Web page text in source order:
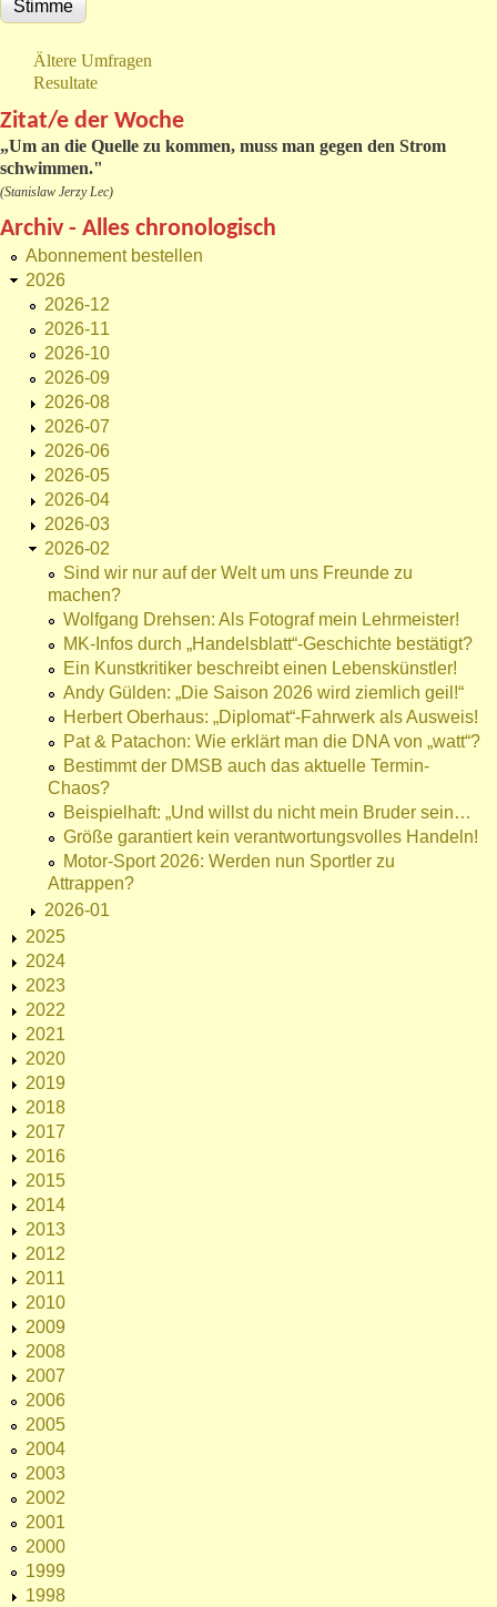
Ältere Umfragen
Resultate
Zitat/e der Woche
„Um an die Quelle zu kommen, muss man gegen den Strom
schwimmen."
(Stanislaw Jerzy Lec)
Archiv - Alles chronologisch
Abonnement bestellen
2026
2026-12
2026-11
2026-10
2026-09
2026-08
2026-07
2026-06
2026-05
2026-04
2026-03
2026-02
Sind wir nur auf der Welt um uns Freunde zu
machen?
Wolfgang Drehsen: Als Fotograf mein Lehrmeister!
MK-Infos durch „Handelsblatt“-Geschichte bestätigt?
Ein Kunstkritiker beschreibt einen Lebenskünstler!
Andy Gülden: „Die Saison 2026 wird ziemlich geil!“
Herbert Oberhaus: „Diplomat“-Fahrwerk als Ausweis!
Pat & Patachon: Wie erklärt man die DNA von „watt“?
Bestimmt der DMSB auch das aktuelle Termin-
Chaos?
Beispielhaft: „Und willst du nicht mein Bruder sein…
Größe garantiert kein verantwortungsvolles Handeln!
Motor-Sport 2026: Werden nun Sportler zu
Attrappen?
2026-01
2025
2024
2023
2022
2021
2020
2019
2018
2017
2016
2015
2014
2013
2012
2011
2010
2009
2008
2007
2006
2005
2004
2003
2002
2001
2000
1999
1998